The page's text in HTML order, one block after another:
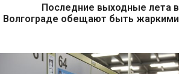
Последние выходные лета в
Волгограде обещают быть жаркими